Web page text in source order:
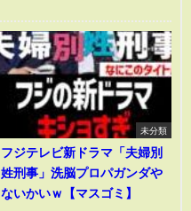
未分類
フジテレビ新ドラマ「夫婦別
姓刑事」洗脳プロパガンダや
ないかいｗ【マスゴミ】